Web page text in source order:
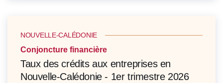
NOUVELLE-CALÉDONIE
Conjoncture financière
Taux des crédits aux entreprises en
Nouvelle-Calédonie - 1er trimestre 2026